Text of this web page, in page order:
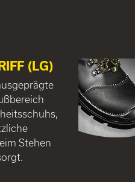
(LG)
Stehen